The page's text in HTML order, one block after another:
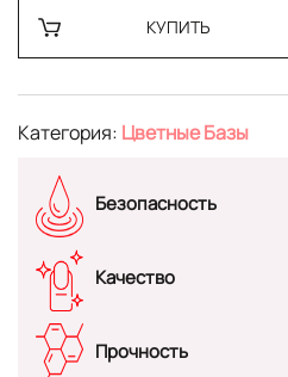
КУПИТЬ
Категория: Цветные Базы
Безопасность
Качество
Прочность